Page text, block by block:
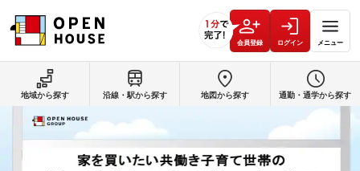
会員登録 ログイン メニュー
地域から探す 沿線・駅から探す 地図から探す 通勤・通学から探す